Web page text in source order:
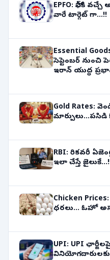
EPFO: ఫోన్‌కి
వారే టార్గెట్ గా...!!
Essential
సెప్టెంబర్ నుంచి
ఇరాన్ యుద్ధ
Gold Rates:
RBI: రికవరీ
ఇలా చేస్తే
Chicken
ధరలు... ఓహో
UPI: UPI
వినియోగదారులకు